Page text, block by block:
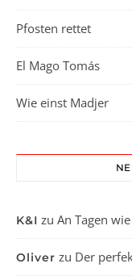
Pfosten rettet
El Mago Tomás
Wie einst Madjer
K&I zu An Tagen
Oliver zu Der